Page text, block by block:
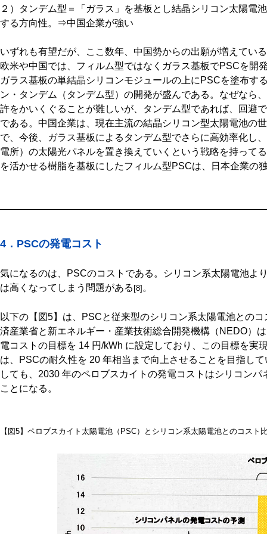
２）タンデム型＝「ガラス」を基板とし結晶シリコン太陽電
する方向性。⇒中国企業が強い
いずれも有望だが、ここ数年、中国勢からの出願が増えてい
欧米や中国では、フィルム型ではなくガラス基板でPSCを開
ガラス基板の単結晶シリコンモジュールの上にPSCを塗布す
ン・タンデム（タンデム型）の開発が盛んである。なぜなら
許をかいくぐることが難しいが、タンデム型であれば、回避
である。中国企業は、現在主流の結晶シリコン型太陽電池の
で、今後、ガラス基板によるタンデム型でさらに高効率化し
電所）の太陽光パネルを置き換えていくという戦略を持って
を活かせる樹脂を基板にしたフィルム型PSCは、日本企業の
4．PSCの発電コスト
気になるのは、PSCのコストである。シリコン系太陽電池よ
は高くなってしまう問題がある [8] 。
以下の【図5】は、PSCと従来型のシリコン系太陽電池との
済産業省と新エネルギー・産業技術総合開発機構（NEDO）
電コストの目標を 14 円/kWh に設定しており、この目標を実
は、PSCの耐久性を 20 年相当まで向上させることを目指し
しても、2030 年のペロブスカイトの発電コストはシリコン
ことになる。
【図5】ペロブスカイト太陽電池（PSC）とシリコン系太陽電池とのコスト